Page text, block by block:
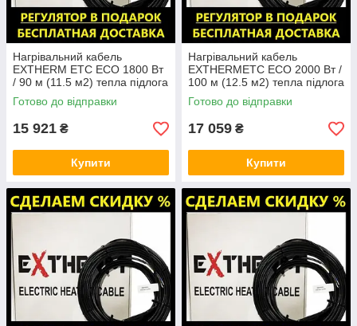
Нагрівальний кабель
EXTHERM ЕТС ЕСО 1800 Вт
/ 90 м (11.5 м2) тепла підлога
електрична Екстерм, Екстерм
Готово до відправки
15 921 ₴
Купити
Нагрівальний кабель
EXTHERMЕТС ЕСО 2000 Вт /
100 м (12.5 м2) тепла підлога
електрична Екстерм, Екстерм
Готово до відправки
17 059 ₴
Купити